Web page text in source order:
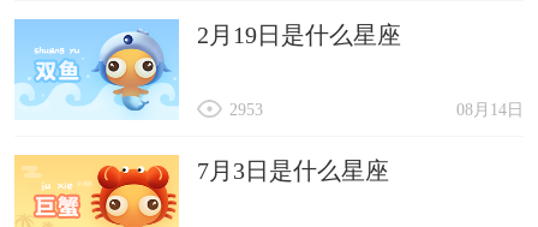
2月19日是什么星座
08月14日
2953
7月3日是什么星座